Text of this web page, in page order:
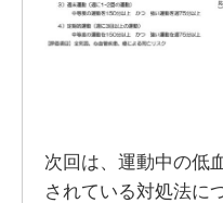
次回は、運動中の低
されている対処法に